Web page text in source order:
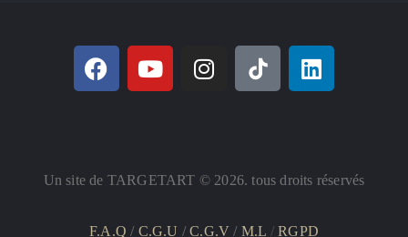
Un site de TARGETART © 2026. tous droits réservés
F.A.Q / C.G.U /C.G.V/ M.L /RGPD